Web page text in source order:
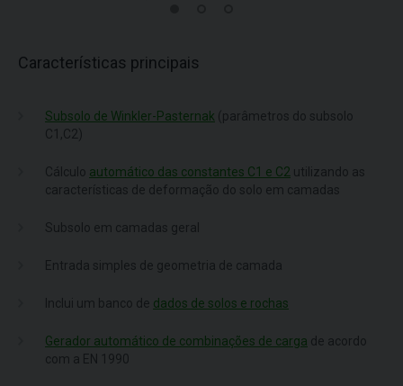
Características principais
Subsolo de Winkler-Pasternak (parâmetros do subsolo
C1,C2)
Cálculo automático das constantes C1 e C2 utilizando as
características de deformação do solo em camadas
Subsolo em camadas geral
Entrada simples de geometria de camada
Inclui um banco de dados de solos e rochas
Gerador automático de combinações de carga de acordo
com a EN 1990